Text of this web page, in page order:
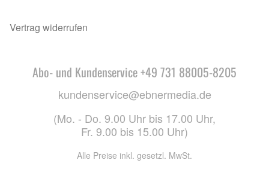
Vertrag widerrufen
Abo- und Kundenservice +49 731 88005-8205
kundenservice@ebnermedia.de
(Mo. - Do. 9.00 Uhr bis 17.00 Uhr,
Fr. 9.00 bis 15.00 Uhr)
Alle Preise inkl. gesetzl. MwSt.